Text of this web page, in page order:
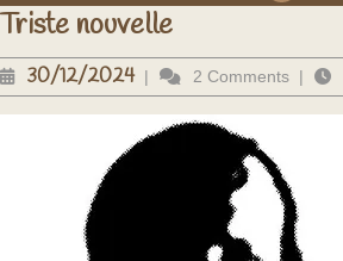
Triste nouvelle
30/12/202430/12/2024
| 2 Comments |